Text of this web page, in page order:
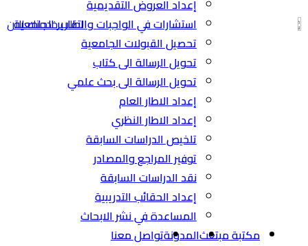
إعداد العروض التقديمية
استشارات في الواجبات والتقارير الجامعية
تحصيل القبولات الجامعية
تحويل الرسالة الى كتاب
تحويل الرسالة الى بحث علمي
إعداد الاطار العام
إعداد الاطار النظري
تلخيص الدراسات السابقة
توفير المراجع والمصادر
نقد الدراسات السابقة
إعداد الحقائب التدريبية
المساعدة في نشر الابحاث
مكتبة مبتعثالمدونةتواصل معنا
اطلب خدمتك الان